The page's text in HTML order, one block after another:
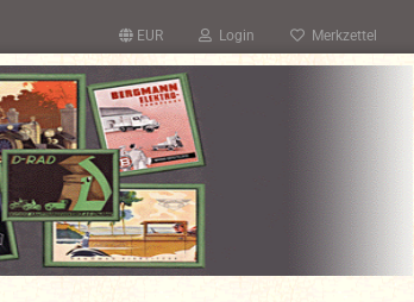
EUR Login Merkzettel